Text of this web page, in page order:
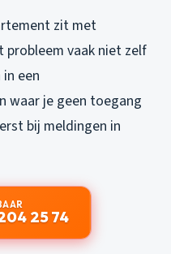
zit met
probleem vaak niet zelf
een
waar je geen toegang
bij meldingen in
25 74